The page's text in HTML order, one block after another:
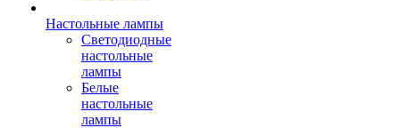
Настольные лампы
Светодиодные
настольные
лампы
Белые
настольные
лампы